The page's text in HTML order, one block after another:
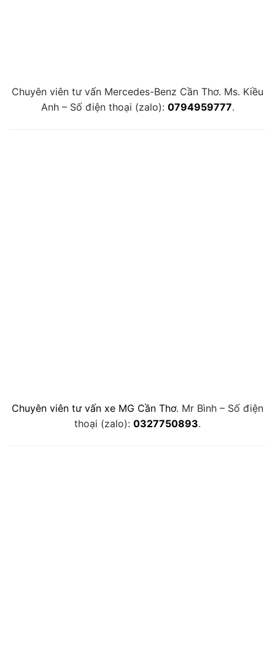
Chuyên viên tư vấn Mercedes-Benz Cần Thơ. Ms. Kiều
Anh – Số điện thoại (zalo): 0794959777.
Chuyên viên tư vấn xe MG Cần Thơ. Mr Bình – Số điện
thoại (zalo): 0327750893.